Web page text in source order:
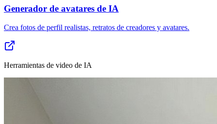
Generador de avatares de IA
Crea fotos de perfil realistas, retratos de creadores y avatares.
Herramientas de video de IA